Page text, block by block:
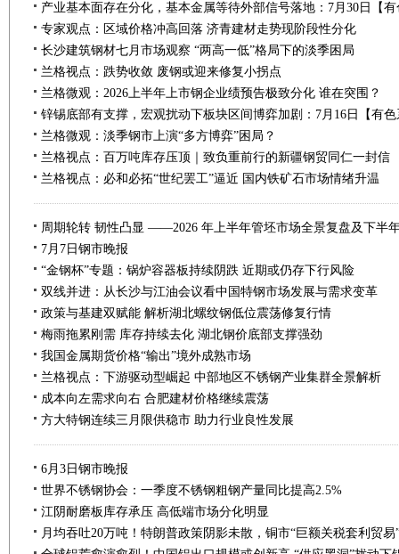
产业基本面存在分化，基本金属等待外部信号落地：7月30日【
专家观点：区域价格冲高回落 济青建材走势现阶段性分化
长沙建筑钢材七月市场观察 “两高一低”格局下的淡季困局
兰格视点：跌势收敛 废钢或迎来修复小拐点
兰格微观：2026上半年上市钢企业绩预告极致分化 谁在突围？
锌锡底部有支撑，宏观扰动下板块区间博弈加剧：7月16日【有
兰格微观：淡季钢市上演“多方博弈”困局？
兰格视点：百万吨库存压顶｜致负重前行的新疆钢贸同仁一封信
兰格视点：必和必拓“世纪罢工”逼近 国内铁矿石市场情绪升温
周期轮转 韧性凸显 ——2026 年上半年管坯市场全景复盘及下半
7月7日钢市晚报
“金钢杯”专题：锅炉容器板持续阴跌 近期或仍存下行风险
双线并进：从长沙与江油会议看中国特钢市场发展与需求变革
政策与基建双赋能 解析湖北螺纹钢低位震荡修复行情
梅雨拖累刚需 库存持续去化 湖北钢价底部支撑强劲
我国金属期货价格“输出”境外成熟市场
兰格视点：下游驱动型崛起 中部地区不锈钢产业集群全景解析
成本向左需求向右 合肥建材价格继续震荡
方大特钢连续三月限供稳市 助力行业良性发展
6月3日钢市晚报
世界不锈钢协会：一季度不锈钢粗钢产量同比提高2.5%
江阴耐磨板库存承压 高低端市场分化明显
月均吞吐20万吨！特朗普政策阴影未散，铜市“巨额关税套利贸易